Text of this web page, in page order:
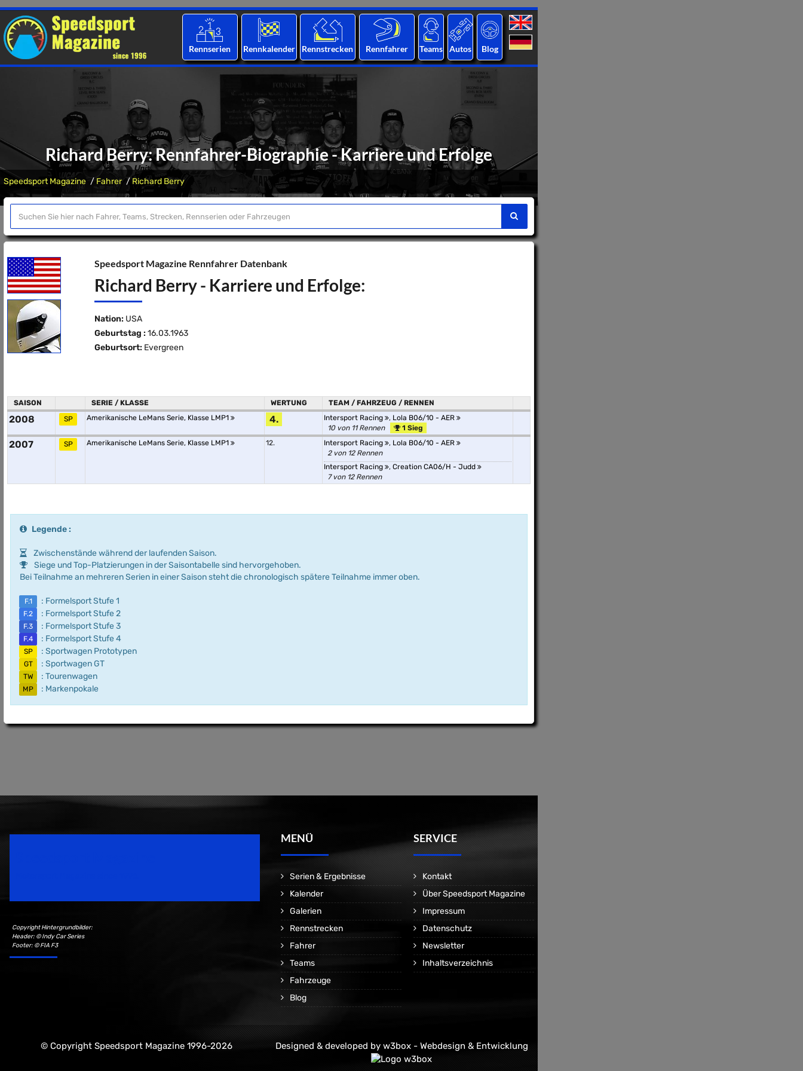
Rennserien Rennkalender Rennstrecken Rennfahrer Teams Autos Blog
Richard Berry: Rennfahrer-Biographie - Karriere und Erfolge
Speedsport Magazine Fahrer Richard Berry
Speedsport Magazine Rennfahrer Datenbank
Richard Berry - Karriere und Erfolge:
Nation: USA
Geburtstag : 16.03.1963
Geburtsort: Evergreen
SAISON SERIE / KLASSE WERTUNG TEAM / FAHRZEUG / RENNEN
2008 SP Amerikanische LeMans Serie, Klasse LMP1 4. Intersport Racing , Lola B06/10 - AER
10 von 11 Rennen
1 Sieg
2007 SP Amerikanische LeMans Serie, Klasse LMP1 12. Intersport Racing , Lola B06/10 - AER
2 von 12 Rennen
Intersport Racing
, Creation CA06/H - Judd
7 von 12 Rennen
Legende :
Zwischenstände während der laufenden Saison.
Siege und Top-Platzierungen in der Saisontabelle sind hervorgehoben.
Bei Teilnahme an mehreren Serien in einer Saison steht die chronologisch spätere Teilnahme immer oben.
F.1 : Formelsport Stufe 1
F.2 : Formelsport Stufe 2
F.3 : Formelsport Stufe 3
F.4 : Formelsport Stufe 4
SP : Sportwagen Prototypen
GT : Sportwagen GT
TW : Tourenwagen
MP : Markenpokale
Copyright Hintergrundbilder:
Header: © Indy Car Series
Footer: © FIA F3
MENÜ
Serien & Ergebnisse
Kalender
Galerien
Rennstrecken
Fahrer
Teams
Fahrzeuge
Blog
SERVICE
Kontakt
Über Speedsport Magazine
Impressum
Datenschutz
Newsletter
Inhaltsverzeichnis
© Copyright Speedsport Magazine 1996-2026 Designed & developed by w3box - Webdesign & Entwicklung